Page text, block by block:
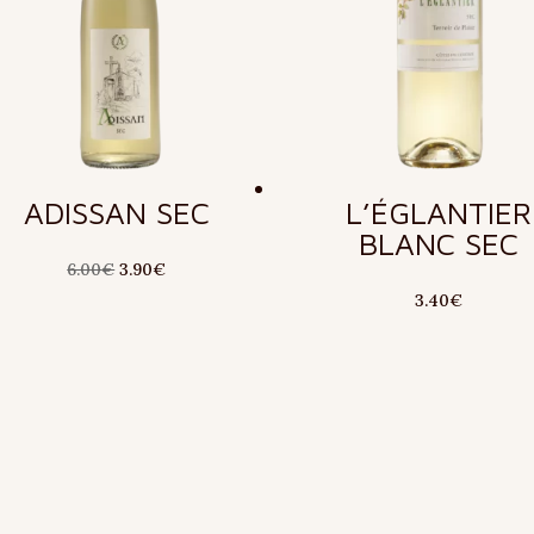
ADISSAN SEC
6.00€ Le
3.90€
L’ÉGLANTIER
BLANC SEC
3.40€